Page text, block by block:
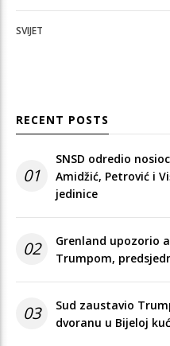
SVIJET
RECENT POSTS
01
SNSD odredio
Amidžić, Petrović i
jedinice
02
Grenland upozorio
Trumpom,
03
Sud zaustavio
dvoranu u Bijeloj